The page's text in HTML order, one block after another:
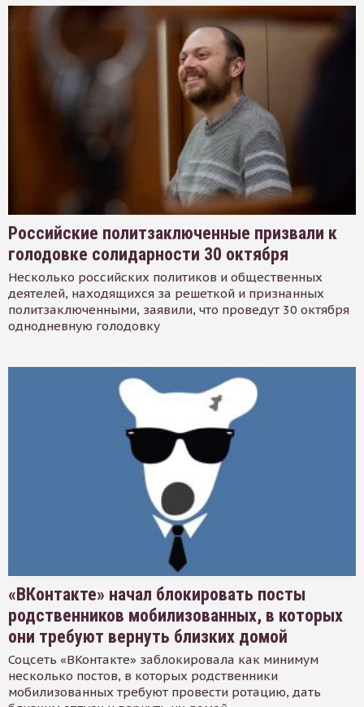
Российские политзаключенные призвали к
голодовке солидарности 30 октября
Несколько российских политиков и общественных
деятелей, находящихся за решеткой и признанных
политзаключенными, заявили, что проведут 30 октября
однодневную голодовку
«ВКонтакте» начал блокировать посты
родственников мобилизованных, в которых
они требуют вернуть близких домой
Соцсеть «ВКонтакте» заблокировала как минимум
несколько постов, в которых родственники
мобилизованных требуют провести ротацию, дать